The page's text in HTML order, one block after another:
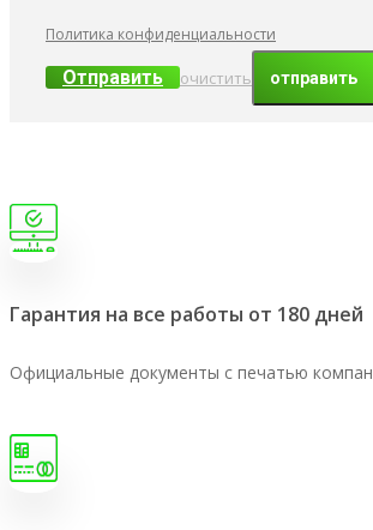
Политика конфиденциальности
Отправить очистить
Гарантия на все работы от 180 дней
Официальные документы с печатью